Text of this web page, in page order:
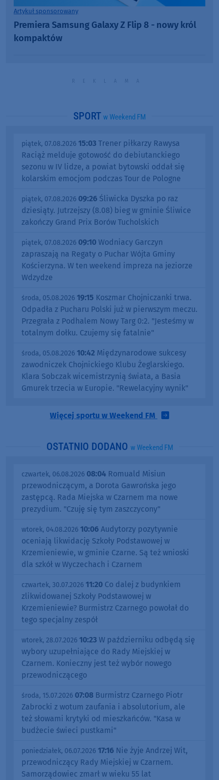
Artykuł sponsorowany
Premiera Samsung Galaxy Z Flip 8 - nowy król
kompaktów
SPORT w Weekend FM
piątek, 07.08.2026 15:03 Trener piłkarzy Rawysa
Raciąż melduje gotowość do debiutanckiego
sezonu w IV lidze, a powiat bytowski oddał się
kolarskim emocjom podczas Tour de Pologne
piątek, 07.08.2026 09:26 Śliwicka Dyszka po raz
dziesiąty. Jutrzejszy (8.08) bieg w gminie Śliwice
zakończy Grand Prix Borów Tucholskich
piątek, 07.08.2026 09:10 Wodniacy Garczyn
zapraszają na Regaty o Puchar Wójta Gminy
Kościerzyna. W ten weekend impreza na jeziorze
Wdzydze
środa, 05.08.2026 19:15 Koszmar Chojniczanki trwa.
Odpadła z Pucharu Polski już w pierwszym meczu.
Przegrała z Podhalem Nowy Targ 0:2. "Jesteśmy w
totalnym dołku. Czujemy się fatalnie"
środa, 05.08.2026 10:42 Międzynarodowe sukcesy
zawodniczek Chojnickiego Klubu Żeglarskiego.
Klara Sobczak wicemistrzynią świata, a Basia
Gmurek trzecia w Europie. "Rewelacyjny wynik"
Więcej sportu w Weekend FM
OSTATNIO DODANO w Weekend FM
czwartek, 06.08.2026 08:04 Romuald Misiun
przewodniczącym, a Dorota Gawrońska jego
zastępcą. Rada Miejska w Czarnem ma nowe
prezydium. "Czuję się tym zaszczycony"
wtorek, 04.08.2026 10:06 Audytorzy pozytywnie
oceniają likwidację Szkoły Podstawowej w
Krzemieniewie, w gminie Czarne. Są też wnioski
dla szkół w Wyczechach i Czarnem
czwartek, 30.07.2026 11:20 Co dalej z budynkiem
zlikwidowanej Szkoły Podstawowej w
Krzemieniewie? Burmistrz Czarnego powołał do
tego specjalny zespół
wtorek, 28.07.2026 10:23 W październiku odbędą się
wybory uzupełniające do Rady Miejskiej w
Czarnem. Konieczny jest też wybór nowego
przewodniczącego
środa, 15.07.2026 07:08 Burmistrz Czarnego Piotr
Zabrocki z wotum zaufania i absolutorium, ale
też słowami krytyki od mieszkańców. "Kasa w
budżecie świeci pustkami"
poniedziałek, 06.07.2026 17:16 Nie żyje Andrzej Wit,
przewodniczący Rady Miejskiej w Czarnem.
Samorządowiec zmarł w wieku 55 lat